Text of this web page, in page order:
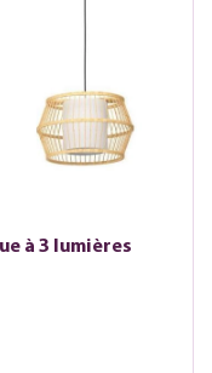
à 3 lumières